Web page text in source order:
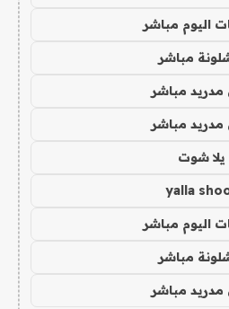
اليوم مباشر
مباشر
مدريد مباشر
مدريد مباشر
يلا شوت
yalla
اليوم مباشر
مباشر
مدريد مباشر